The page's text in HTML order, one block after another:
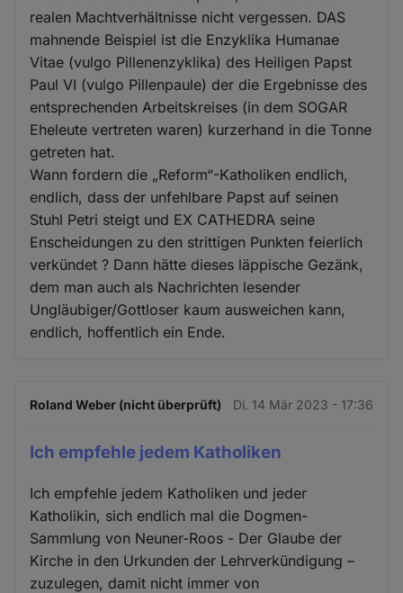
realen Machtverhältnisse nicht vergessen. DAS
mahnende Beispiel ist die Enzyklika Humanae
Vitae (vulgo Pillenenzyklika) des Heiligen Papst
Paul VI (vulgo Pillenpaule) der die Ergebnisse des
entsprechenden Arbeitskreises (in dem SOGAR
Eheleute vertreten waren) kurzerhand in die Tonne
getreten hat.
Wann fordern die „Reform“-Katholiken endlich,
endlich, dass der unfehlbare Papst auf seinen
Stuhl Petri steigt und EX CATHEDRA seine
Enscheidungen zu den strittigen Punkten feierlich
verkündet ? Dann hätte dieses läppische Gezänk,
dem man auch als Nachrichten lesender
Ungläubiger/Gottloser kaum ausweichen kann,
endlich, hoffentlich ein Ende.
Roland Weber (nicht überprüft) Di. 14 Mär 2023 - 17:36
Ich empfehle jedem Katholiken
Ich empfehle jedem Katholiken und jeder
Katholikin, sich endlich mal die Dogmen-
Sammlung von Neuner-Roos - Der Glaube der
Kirche in den Urkunden der Lehrverkündigung –
zuzulegen, damit nicht immer von